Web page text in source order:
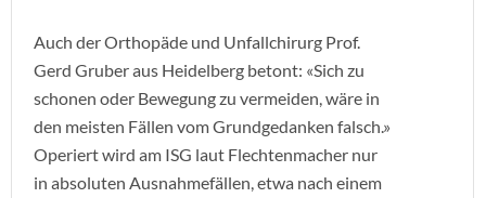
Auch der Orthopäde und Unfallchirurg Prof.
Gerd Gruber aus Heidelberg betont: «Sich zu
schonen oder Bewegung zu vermeiden, wäre in
den meisten Fällen vom Grundgedanken falsch.»
Operiert wird am ISG laut Flechtenmacher nur
in absoluten Ausnahmefällen, etwa nach einem